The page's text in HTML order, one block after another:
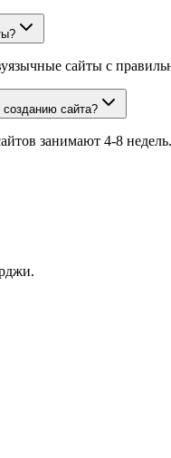
сайты с
созданию сайта?
занимают 4-8